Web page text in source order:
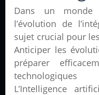
Dans un monde
l’évolution de
sujet crucial pour
Anticiper les
préparer
L’Intelligence